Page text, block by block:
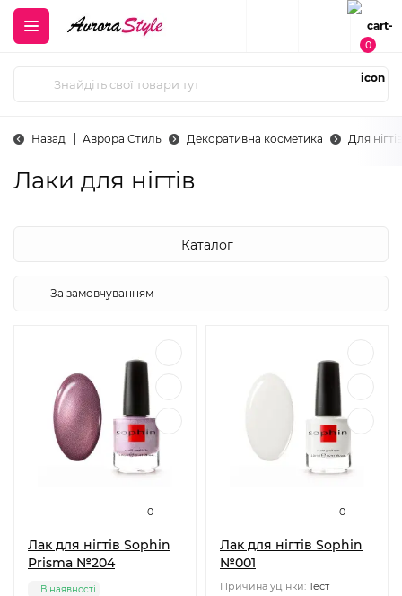
0
Назад Аврора Стиль Декоративна косметика Для нігтів
Лаки для нігтів
Каталог
0
Лак для нігтів Sophin
Prisma №204
В наявності
0
Лак для нігтів Sophin
№001
Причина уцінки: Тест